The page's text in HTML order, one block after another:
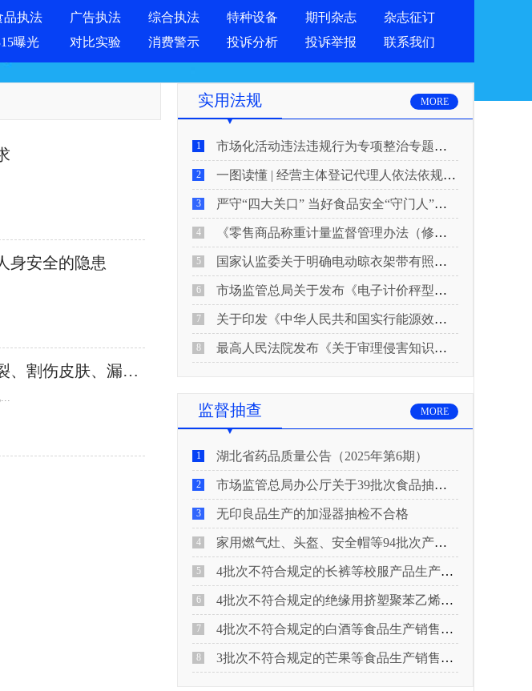
品执法 广告执法 综合执法 特种设备 期刊杂志
杂志征订
曝光 对比实验 消费警示 投诉分析 投诉举报 联系我们
身安全的隐患
河南新宸电器有限公司生产的新飞电磁炉机械强度可能存在罩面破裂、割伤皮肤、漏水造成触电
实用法规 MORE
1 市场化活动违法违规行为专项整治专题新闻发布会实录
2 一图读懂 | 经营主体登记代理人依法依规履行反洗钱义务
3 严守“四大关口” 当好食品安全“守门人”！5月20日起，网络食品销售新规正式实施
4 《零售商品称重计量监督管理办法（修正草案征求意见稿）》公开征求意见
5 国家认监委关于明确电动晾衣架带有照明功能的产品强制性产品认证要求的公告
6 市场监管总局关于发布《电子计价秤型式评价大纲（试行）》《电子计价秤检定规程（试行）》的公告
7 关于印发《中华人民共和国实行能源效率标识的产品目录(2026年版)》及相关实施规则的通知(发改环资规〔2026〕550号)
8 最高人民法院发布《关于审理侵害知识产权民事纠纷案件适用惩罚性赔偿的解释》
监督抽查 MORE
1 湖北省药品质量公告（2025年第6期）
2 市场监管总局办公厅关于39批次食品抽检不合格情况的通报
3 无印良品生产的加湿器抽检不合格
4 家用燃气灶、头盔、安全帽等94批次产品抽查不合格！
5 4批次不符合规定的长裤等校服产品生产销售企业被济南市市场监管局通报！
6 4批次不符合规定的绝缘用挤塑聚苯乙烯泡沫板（XPS）等产品生产销售企业被广元市市场监督管理局通报！
7 4批次不符合规定的白酒等食品生产销售企业被重庆市市场监督管理局通告！
8 3批次不符合规定的芒果等食品生产销售企业被长治市屯留区市场监督管理局公告！